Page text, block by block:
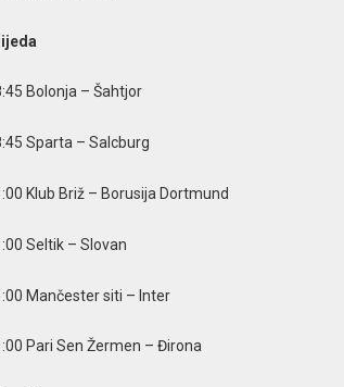
Bolonja – Šahtjor
Sparta – Salcburg
Klub Briž – Borusija Dortmund
Seltik – Slovan
Mančester siti – Inter
Pari Sen Žermen – Đirona